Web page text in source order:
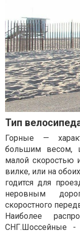
Тип
Горные —
большим весом,
малой скоростью
вилке, или на
годится для
неровным
скоростного
Наиболее
СНГ.Шоссейные -